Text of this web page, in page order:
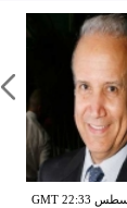
الثلاثاء ,04 آب / أغسطس GMT 22:33